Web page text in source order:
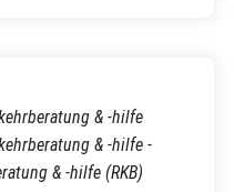
& -hilfe
& -hilfe -
& -hilfe (RKB)